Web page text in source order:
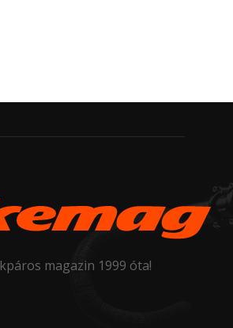
magazin 1999 óta!